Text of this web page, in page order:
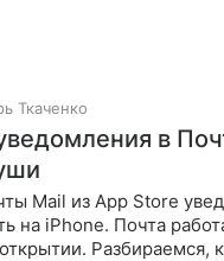
Ткаченко
в
Mail из App Store
на iPhone. Почта
Разбираемся,